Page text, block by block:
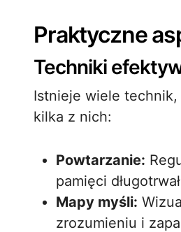
Praktyczne
Techniki
Istnieje wiele
kilka z nich:
Powtarzanie:
pamięci
Mapy myśli:
zrozumieniu i